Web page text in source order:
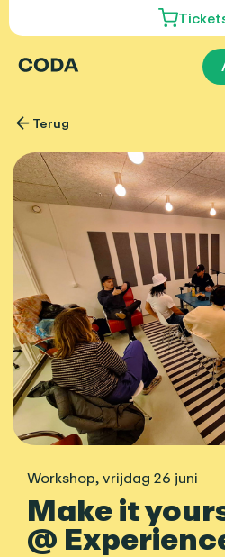
Terug
Workshop,vrijdag 26 juni
Make it
@